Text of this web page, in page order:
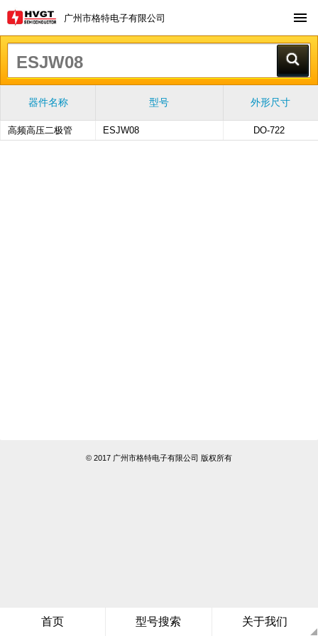
广州市格特电子有限公司
首页 型号搜索 关于我们
器件名称 型号 外形尺寸
高频高压二极管 ESJW08 DO-722
© 2017 广州市格特电子有限公司 版权所有